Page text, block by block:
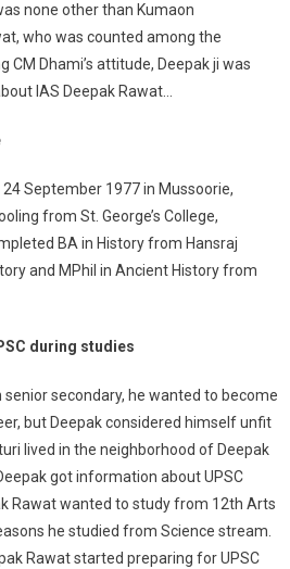
none other than Kumaon
who was counted among the
CM Dhami’s attitude, Deepak ji was
IAS Deepak Rawat…
September 1977 in Mussoorie,
from St. George’s College,
BA in History from Hansraj
and MPhil in Ancient History from
during studies
senior secondary, he wanted to become
but Deepak considered himself unfit
lived in the neighborhood of Deepak
got information about UPSC
Rawat wanted to study from 12th Arts
he studied from Science stream.
Rawat started preparing for UPSC